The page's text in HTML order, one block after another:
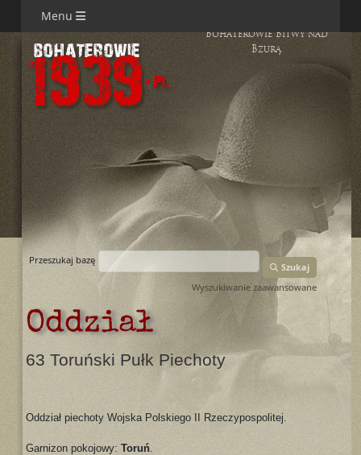
Menu
Bohaterowie Bitwy nad
Bzurą
Przeszukaj bazę
Szukaj
Wyszukiwanie zaawansowane
Oddział
63 Toruński Pułk Piechoty
Oddział piechoty Wojska Polskiego II Rzeczypospolitej.
Garnizon pokojowy: Toruń.